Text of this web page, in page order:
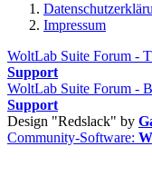
Impressum
WoltLab Suite Forum -
Support
WoltLab Suite Forum -
Support
Design "Redslack" by
Community-Software: